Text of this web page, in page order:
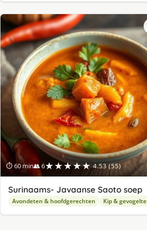
⏱ 60 min👥 6★★★★★ 4.53 (55)
Surinaams- Javaanse Saoto soep
Avondeten & hoofdgerechten Kip & gevogelte